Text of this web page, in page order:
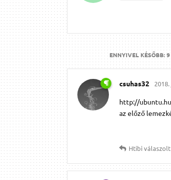
ENNYIVEL KÉSŐBB:
csuhas32
http://
az előző
Htibi